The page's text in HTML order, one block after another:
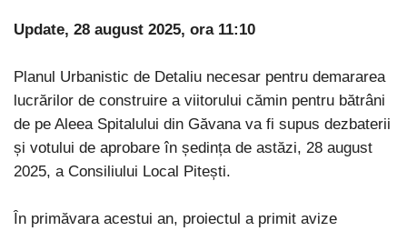
Update, 28 august 2025, ora 11:10
Planul Urbanistic de Detaliu necesar pentru demararea
lucrărilor de construire a viitorului cămin pentru bătrâni
de pe Aleea Spitalului din Găvana va fi supus dezbaterii
și votului de aprobare în ședința de astăzi, 28 august
2025, a Consiliului Local Pitești.
În primăvara acestui an, proiectul a primit avize